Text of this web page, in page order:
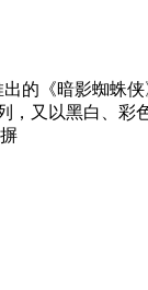
的《暗影蜘
又以黑白、